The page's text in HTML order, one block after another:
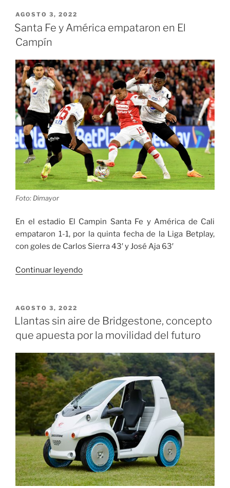
a
PUBLICADO
EL
AGOSTO 3, 2022
Santa Fe y América empataron en El
Campín
Foto: Dimayor
En el estadio El Campin Santa Fe y América de Cali
empataron 1-1, por la quinta fecha de la Liga Betplay,
con goles de Carlos Sierra 43′ y José Aja 63′
Continuar leyendo«Santa
empataron
en
Campín»
PUBLICADO
EL
AGOSTO 3, 2022
Llantas sin aire de Bridgestone, concepto
que apuesta por la movilidad del futuro